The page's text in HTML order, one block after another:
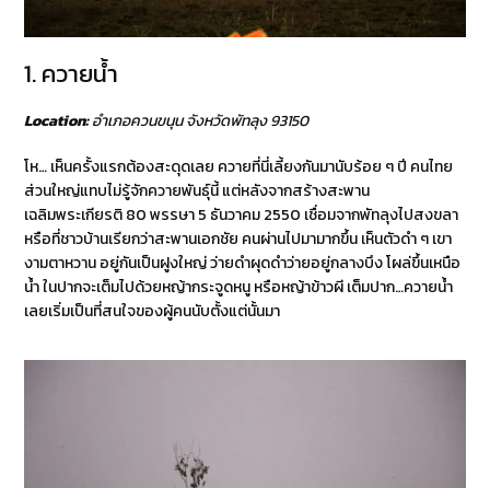
1. ควายน้ำ
Location:อำเภอควนขนุน จังหวัดพัทลุง 93150
โห… เห็นครั้งแรกต้องสะดุดเลย ควายที่นี่เลี้ยงกันมานับร้อย ๆ ปี คนไทย
ส่วนใหญ่แทบไม่รู้จักควายพันธุ์นี้ แต่หลังจากสร้างสะพาน
เฉลิมพระเกียรติ 80 พรรษา 5 ธันวาคม 2550 เชื่อมจากพัทลุงไปสงขลา
หรือที่ชาวบ้านเรียกว่าสะพานเอกชัย คนผ่านไปมามากขึ้น เห็นตัวดำ ๆ เขา
งามตาหวาน อยู่กันเป็นฝูงใหญ่ ว่ายดำผุดดำว่ายอยู่กลางบึง โผล่ขึ้นเหนือ
น้ำ ในปากจะเต็มไปด้วยหญ้ากระจูดหนู หรือหญ้าข้าวผี เต็มปาก…ควายน้ำ
เลยเริ่มเป็นที่สนใจของผู้คนนับตั้งแต่นั้นมา